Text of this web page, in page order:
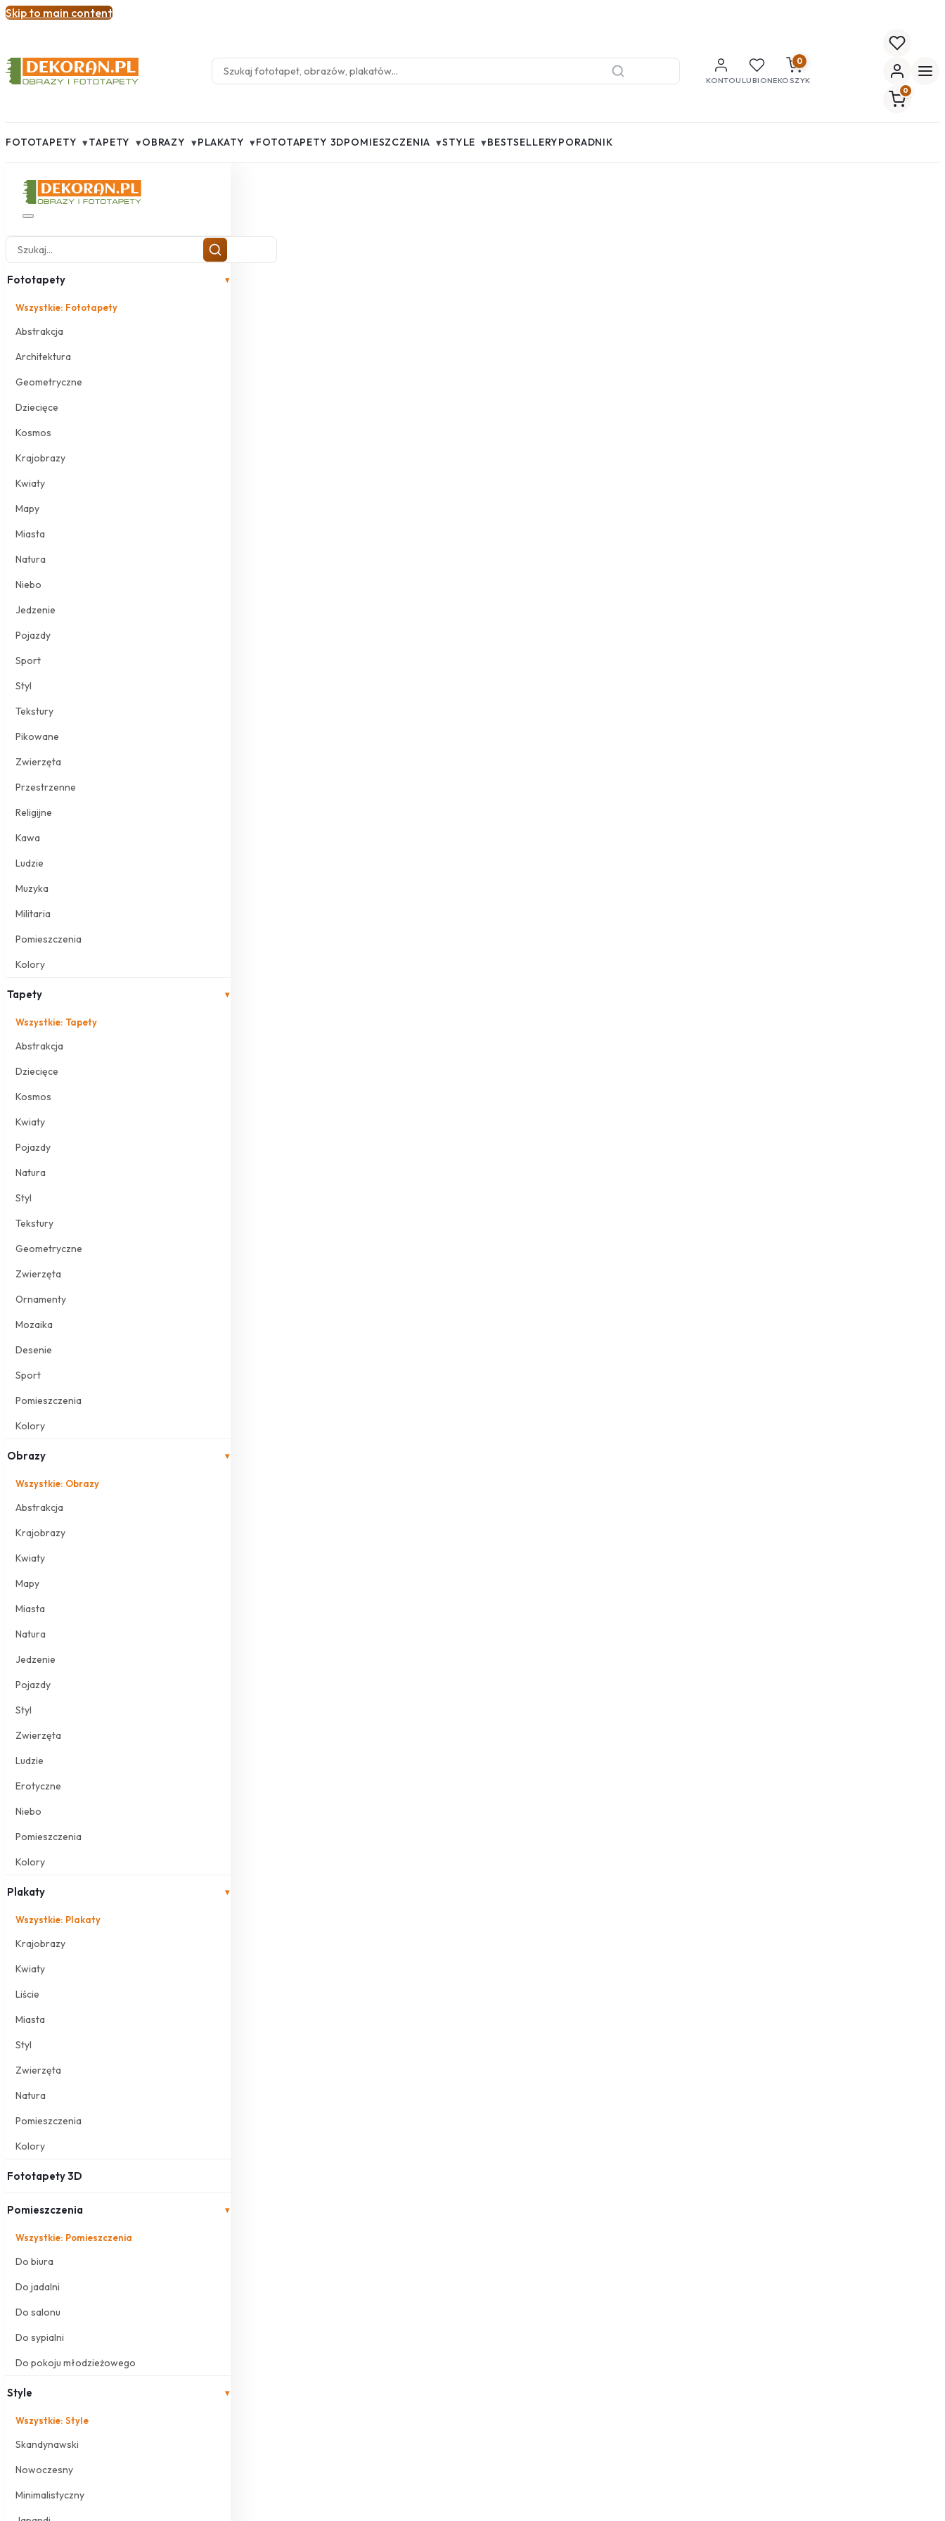
Skip to main content
KONTOULUBIONE
0
KOSZYK
0
FOTOTAPETY ▾TAPETY ▾OBRAZY ▾PLAKATY ▾FOTOTAPETY 3DPOMIESZCZENIA ▾STYLE ▾BESTSELLERYPORADNIK
Fototapety ▾
Wszystkie: Fototapety
Abstrakcja
Architektura
Geometryczne
Dziecięce
Kosmos
Krajobrazy
Kwiaty
Mapy
Miasta
Natura
Niebo
Jedzenie
Pojazdy
Sport
Styl
Tekstury
Pikowane
Zwierzęta
Przestrzenne
Religijne
Kawa
Ludzie
Muzyka
Militaria
Pomieszczenia
Kolory
Tapety ▾
Wszystkie: Tapety
Abstrakcja
Dziecięce
Kosmos
Kwiaty
Pojazdy
Natura
Styl
Tekstury
Geometryczne
Zwierzęta
Ornamenty
Mozaika
Desenie
Sport
Pomieszczenia
Kolory
Obrazy ▾
Wszystkie: Obrazy
Abstrakcja
Krajobrazy
Kwiaty
Mapy
Miasta
Natura
Jedzenie
Pojazdy
Styl
Zwierzęta
Ludzie
Erotyczne
Niebo
Pomieszczenia
Kolory
Plakaty ▾
Wszystkie: Plakaty
Krajobrazy
Kwiaty
Liście
Miasta
Styl
Zwierzęta
Natura
Pomieszczenia
Kolory
Fototapety 3D
Pomieszczenia ▾
Wszystkie: Pomieszczenia
Do biura
Do jadalni
Do salonu
Do sypialni
Do pokoju młodzieżowego
Style ▾
Wszystkie: Style
Skandynawski
Nowoczesny
Minimalistyczny